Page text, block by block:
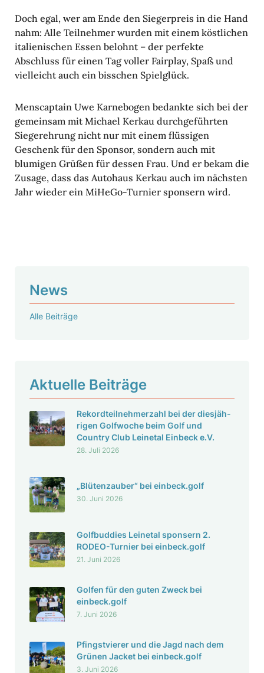
Doch egal, wer am Ende den Sieger­preis in die Hand
nahm: Alle Teil­nehmer wurden mit einem köst­li­chen
italie­ni­schen Essen belohnt – der perfekte
Abschluss für einen Tag voller Fair­play, Spaß und
viel­leicht auch ein biss­chen Spiel­glück.
Mens­cap­tain Uwe Karne­bogen bedankte sich bei der
gemeinsam mit Michael Kerkau durch­ge­führten
Sieger­eh­rung nicht nur mit einem flüs­sigen
Geschenk für den Sponsor, sondern auch mit
blumigen Grüßen für dessen Frau. Und er bekam die
Zusage, dass das Auto­haus Kerkau auch im nächsten
Jahr wieder ein MiHeGo-Turnier spon­sern wird.
News
Alle Beiträge
Aktu­elle Beiträge
Rekord­teil­neh­mer­zahl bei der dies­jäh­
rigen Golf­woche beim Golf und
Country Club Leinetal Einbeck e.V.
28. Juli 2026
„Blüten­zauber“ bei einbeck.golf
30. Juni 2026
Golf­bud­dies Leinetal spon­sern 2.
RODEO-Turnier bei einbeck.golf
21. Juni 2026
Golfen für den guten Zweck bei
einbeck.golf
7. Juni 2026
Pfingst­vierer und die Jagd nach dem
Grünen Jacket bei einbeck.golf
3. Juni 2026